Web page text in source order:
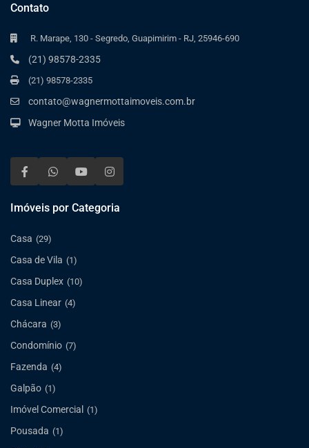
Contato
R. Marape, 130 - Segredo, Guapimirim - RJ, 25946-690
(21) 98578-2335
(21) 98578-2335
contato@wagnermottaimoveis.com.br
Wagner Motta Imóveis
Imóveis por Categoria
Casa (29)
Casa de Vila (1)
Casa Duplex (10)
Casa Linear (4)
Chácara (3)
Condomínio (7)
Fazenda (4)
Galpão (1)
Imóvel Comercial (1)
Pousada (1)